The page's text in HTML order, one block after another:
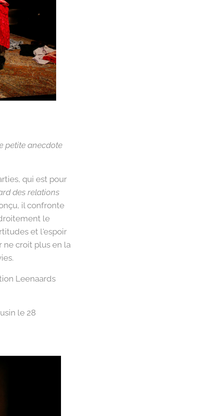
petite anecdote
qui est pour
des relations
il confronte
le
et l'espoir
ne croit plus en la
Leenaards
le 28